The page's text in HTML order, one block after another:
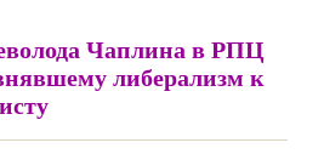
Чаплина в РПЦ
либерализм к